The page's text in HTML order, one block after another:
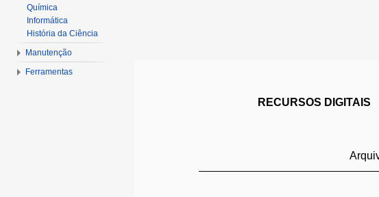
Química
Informática
História da Ciência
Manutenção
Ferramentas
RECURSOS DIGITAIS